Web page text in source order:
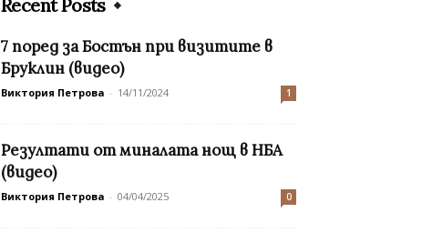
Recent Posts
7 поред за Бостън при визитите в
Бруклин (видео)
Виктория Петрова - 14/11/2024 1
Резултати от миналата нощ в НБА
(видео)
Виктория Петрова - 04/04/2025 0